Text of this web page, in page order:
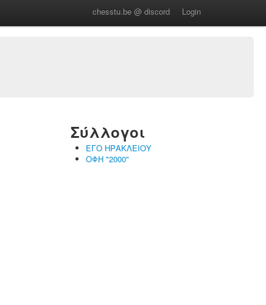
chesstu.be @ discord Login
Σύλλογοι
ΕΓΟ ΗΡΑΚΛΕΙΟΥ
ΟΦΗ "2000"